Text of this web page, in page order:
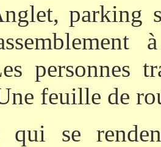
parking
personnes
feuille de
qui se